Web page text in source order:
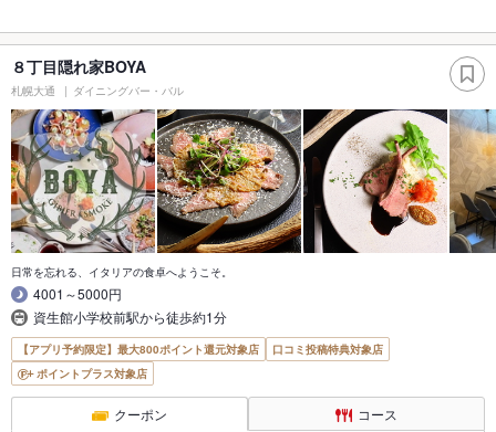
８丁目隠れ家BOYA
札幌大通 ダイニングバー・バル
日常を忘れる、イタリアの食卓へようこそ。
4001～5000円
資生館小学校前駅から徒歩約1分
【アプリ予約限定】最大800ポイント還元対象店
口コミ投稿特典対象店
ポイントプラス対象店
クーポン コース